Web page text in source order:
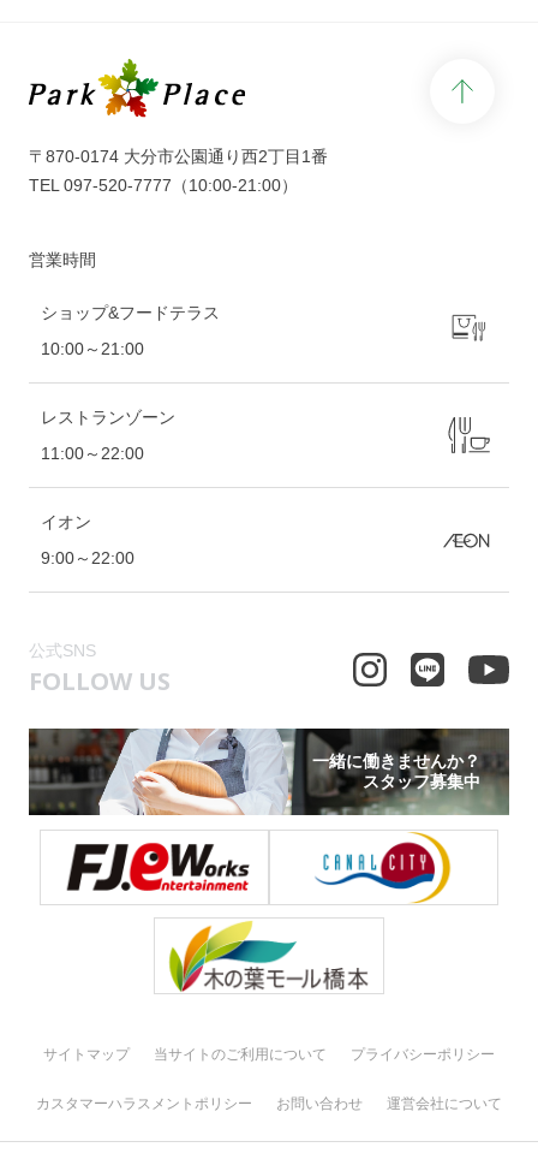
または島村楽器オンラインストアでも販売
いね♪
〒870-0174 大分市公園通り西2丁目1番
TEL 097-520-7777 （10:00-21:00）
営業時間
ショップ&フードテラス
10:00～21:00
レストランゾーン
11:00～22:00
イオン
9:00～22:00
公式SNS
FOLLOW US
一緒に働きませんか？
スタッフ募集中
サイトマップ 当サイトのご利用について プライバシーポリシー
カスタマーハラスメントポリシー お問い合わせ 運営会社について